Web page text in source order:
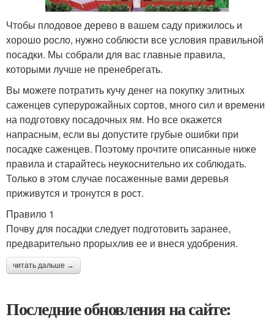
Чтобы плодовое дерево в вашем саду прижилось и
хорошо росло, нужно соблюсти все условия правильной
посадки. Мы собрали для вас главные правила,
которыми лучше не пренебрегать.
Вы можете потратить кучу денег на покупку элитных
саженцев суперурожайных сортов, много сил и времени
на подготовку посадочных ям. Но все окажется
напрасным, если вы допустите грубые ошибки при
посадке саженцев. Поэтому прочтите описанные ниже
правила и старайтесь неукоснительно их соблюдать.
Только в этом случае посаженные вами деревья
приживутся и тронутся в рост.
Правило 1
Почву для посадки следует подготовить заранее,
предварительно прорыхлив ее и внеся удобрения.
читать дальше →
Последние обновления на сайте: